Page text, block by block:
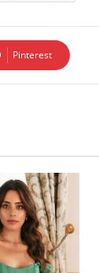
Pinterest